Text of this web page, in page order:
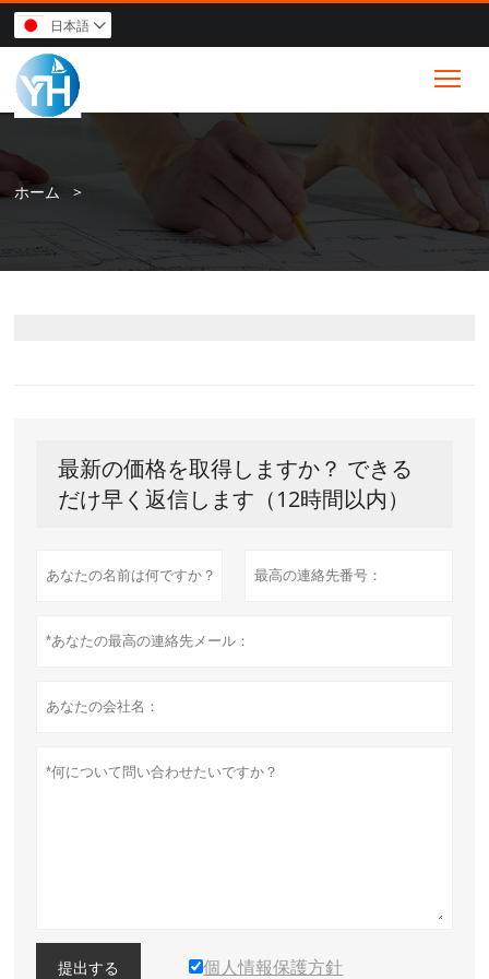
日本語 
ホーム >
最新の価格を取得しますか？ できる
だけ早く返信します（12時間以内）
提出する 個人情報保護方針